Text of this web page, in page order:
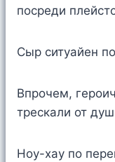
посреди
Сыр ситуайен
Впрочем,
трескали от
Ноу-хау по